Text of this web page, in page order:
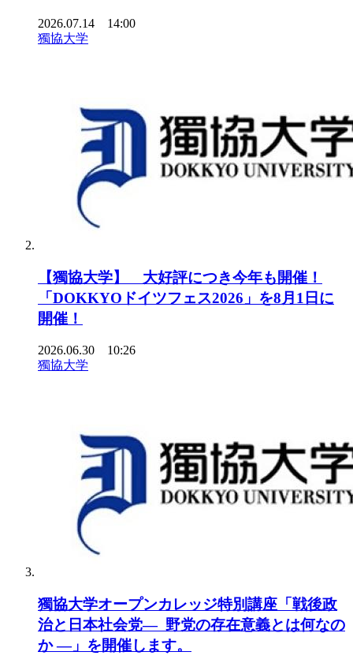
2026.07.14 14:00
獨協大学
【獨協大学】 大好評につき今年も開催！
「DOKKYOドイツフェス2026」を8月1日に
開催！
2026.06.30 10:26
獨協大学
獨協大学オープンカレッジ特別講座「戦後政
治と日本社会党― 野党の存在意義とは何なの
か ―」を開催します。